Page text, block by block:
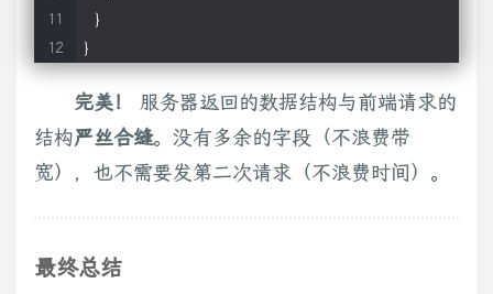
  }
}
完美！
服务器返回的数据结构与前端请求的
结构严丝合缝。没有多余的字段（不浪费带
宽），也不需要发第二次请求（不浪费时间）。
最终总结